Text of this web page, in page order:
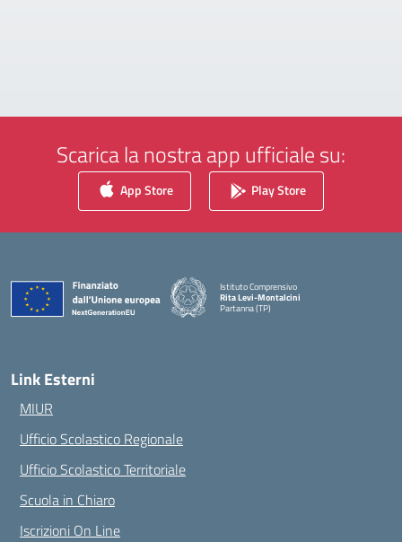
Scarica la nostra app ufficiale su:
App Store Play Store
Istituto Comprensivo
Rita Levi-Montalcini
Partanna (TP)
Link Esterni
MIUR
Ufficio Scolastico Regionale
Ufficio Scolastico Territoriale
Scuola in Chiaro
Iscrizioni On Line